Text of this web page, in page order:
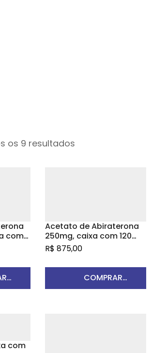
os 9 resultados
com
Acetato de Abiraterona
250mg, caixa com 120
comprimidos revestidos
– DOCTOR REDDY’S
R$ 875,00
COMPRAR
com